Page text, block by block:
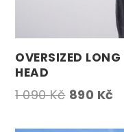
OVERSIZED
HEAD
1 090Kč Původní
890 Kč